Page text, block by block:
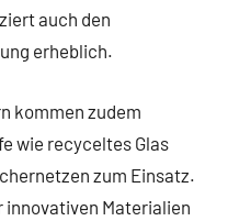
auch den
erheblich.
kommen zudem
wie recyceltes Glas
zum Einsatz.
innovativen Materialien